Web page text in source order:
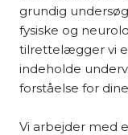
grundig
fysiske og
tilrettelægger vi
indeholde
forståelse for
Vi arbejder med